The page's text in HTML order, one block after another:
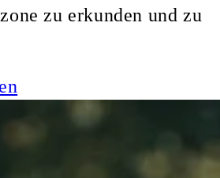
zu erkunden und zu